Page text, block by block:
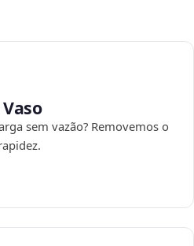
sem vazão? Removemos o